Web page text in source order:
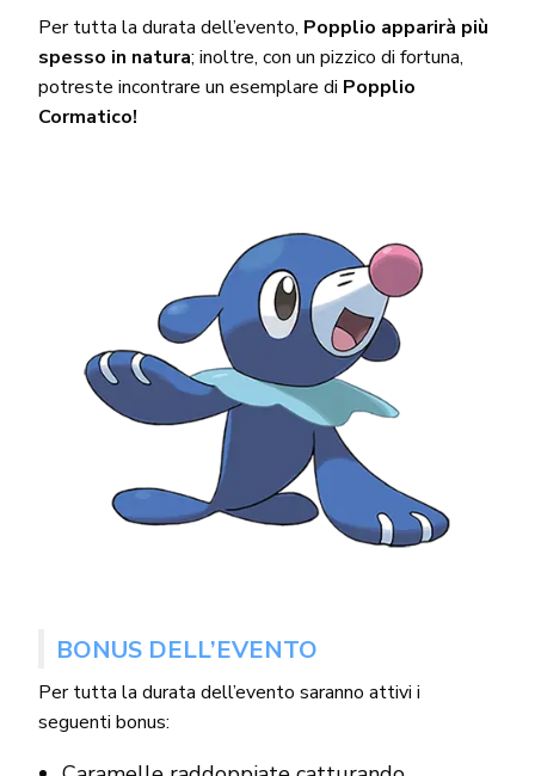
Per tutta la durata dell’evento, Popplio apparirà più
spesso in natura; inoltre, con un pizzico di fortuna,
potreste incontrare un esemplare di Popplio
Cormatico!
BONUS DELL’EVENTO
Per tutta la durata dell’evento saranno attivi i
seguenti bonus: